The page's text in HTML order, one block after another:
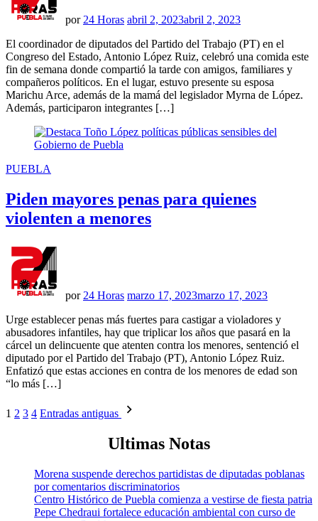
por 24 Horas abril 2, 2023abril 2, 2023
El coordinador de diputados del Partido del Trabajo (PT) en el
Congreso del Estado, Antonio López Ruiz, celebró una comida este
fin de semana donde compartió la tarde con amigos, familiares y
compañeros políticos. En el lugar, estuvo presente su esposa
Marichu Arce, además de la mamá del legislador Myrna de López.
Además, participaron integrantes […]
PUBLICADO
PUEBLA
Piden mayores penas para quienes
violenten a menores
por 24 Horas marzo 17, 2023marzo 17, 2023
Urge establecer penas más fuertes para castigar a violadores y
abusadores infantiles, hay que triplicar los años que pasará en la
cárcel un delincuente que atenten contra los menores, sentenció el
diputado por el Partido del Trabajo (PT), Antonio López Ruiz.
Enfatizó que estas acciones en contra de los menores de edad son
“lo más […]
Paginación
1 2 3 4 Entradas antiguas
Ultimas Notas
Morena suspende derechos partidistas de diputadas poblanas
por comentarios discriminatorios
Centro Histórico de Puebla comienza a vestirse de fiesta patria
Pepe Chedraui fortalece educación ambiental con curso de